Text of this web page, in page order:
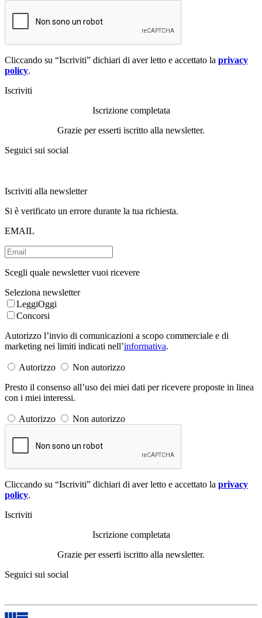
Cliccando su “Iscriviti” dichiari di aver letto e accettato la privacy
policy.
Iscriviti
Iscrizione completata
Grazie per esserti iscritto alla newsletter.
Seguici sui social
Iscriviti alla newsletter
Si è verificato un errore durante la tua richiesta.
EMAIL
Scegli quale newsletter vuoi ricevere
Seleziona newsletter
LeggiOggi
Concorsi
Autorizzo l’invio di comunicazioni a scopo commerciale e di
marketing nei limiti indicati nell’informativa.
Autorizzo
Non autorizzo
Presto il consenso all’uso dei miei dati per ricevere proposte in linea
con i miei interessi.
Autorizzo Non autorizzo
Cliccando su “Iscriviti” dichiari di aver letto e accettato la privacy
policy.
Iscriviti
Iscrizione completata
Grazie per esserti iscritto alla newsletter.
Seguici sui social